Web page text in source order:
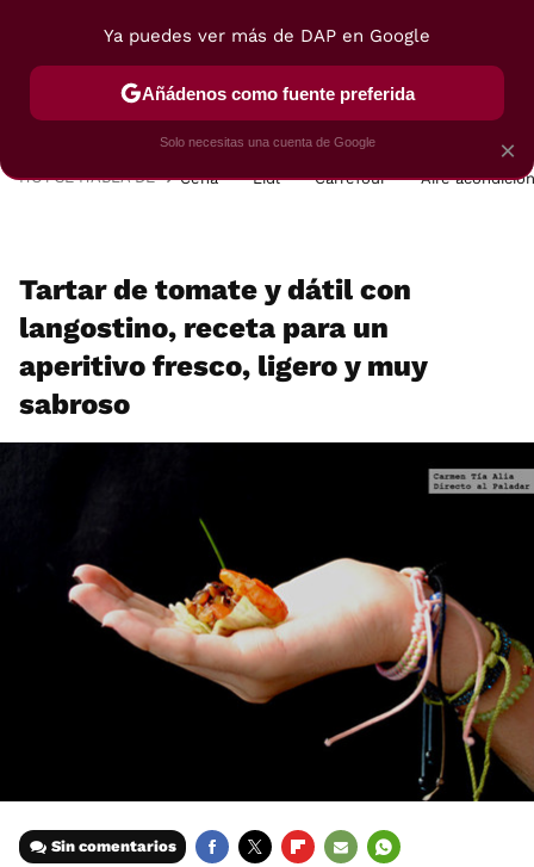
POSTRES VIAJES SELECCIÓN VEGUI
HOY SE HABLA DE Cena Lidl Carrefour Aire
Tartar de tomate y dátil con
langostino, receta para un
aperitivo fresco, ligero y muy
sabroso
Sin comentarios
×
Ya puedes ver más de DAP en Google
Añádenos como fuente preferida
Solo necesitas una cuenta de Google